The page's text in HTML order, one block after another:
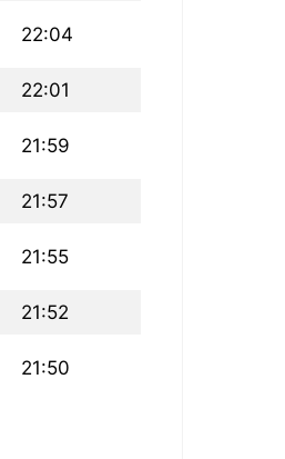
22:04
22:01
21:59
21:57
21:55
21:52
21:50